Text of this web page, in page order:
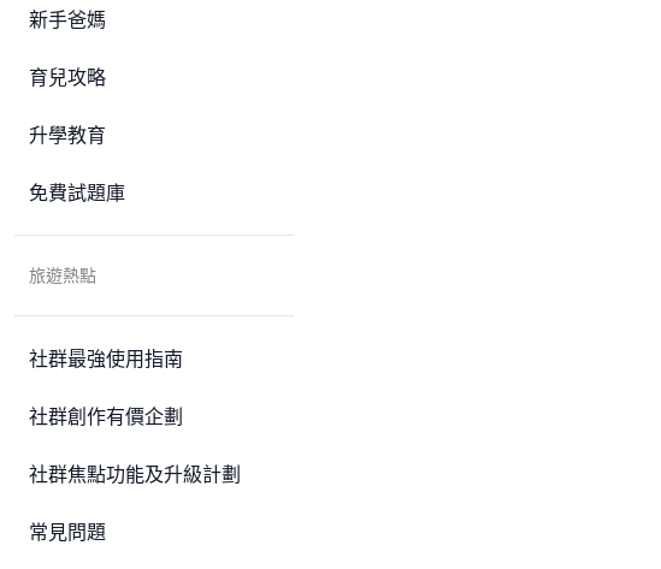
新手爸媽
育兒攻略
升學教育
免費試題庫
旅遊熱點
社群最強使用指南
社群創作有價企劃
社群焦點功能及升級計劃
常見問題